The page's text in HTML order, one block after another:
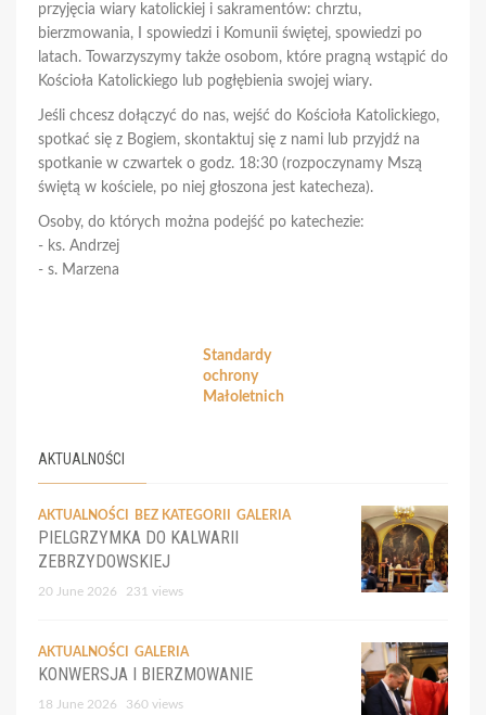
przyjęcia wiary katolickiej i sakramentów: chrztu,
bierzmowania, I spowiedzi i Komunii świętej, spowiedzi po
latach. Towarzyszymy także osobom, które pragną wstąpić do
Kościoła Katolickiego lub pogłębienia swojej wiary.
Jeśli chcesz dołączyć do nas, wejść do Kościoła Katolickiego,
spotkać się z Bogiem, skontaktuj się z nami lub przyjdź na
spotkanie w czwartek o godz. 18:30 (rozpoczynamy Mszą
świętą w kościele, po niej głoszona jest katecheza).
Osoby, do których można podejść po katechezie:
- ks. Andrzej
- s. Marzena
Standardy
ochrony
Małoletnich
AKTUALNOŚCI
AKTUALNOŚCI BEZ KATEGORII GALERIA
PIELGRZYMKA DO KALWARII
ZEBRZYDOWSKIEJ
20 June 2026 231 views
AKTUALNOŚCI GALERIA
KONWERSJA I BIERZMOWANIE
18 June 2026 360 views